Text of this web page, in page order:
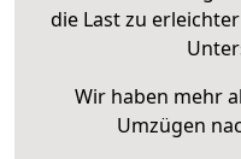
die Last zu
Wir haben mehr
Umzügen